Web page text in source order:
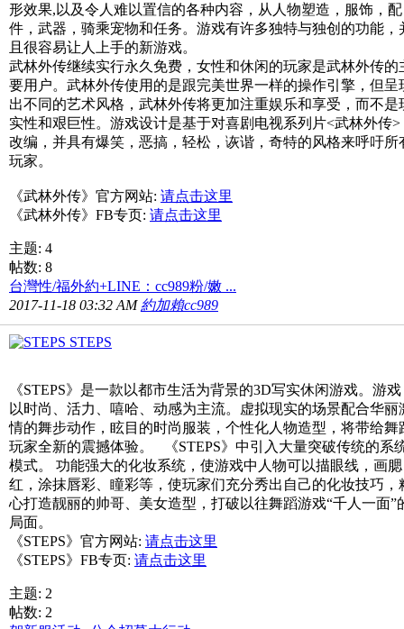
形效果,以及令人难以置信的各种内容，从人物塑造，服饰，配
件，武器，骑乘宠物和任务。游戏有许多独特与独创的功能，
且很容易让人上手的新游戏。
武林外传继续实行永久免费，女性和休闲的玩家是武林外传的
要用户。武林外传使用的是跟完美世界一样的操作引擎，但呈
出不同的艺术风格，武林外传将更加注重娱乐和享受，而不是
实性和艰巨性。游戏设计是基于对喜剧电视系列片<武林外传>
改编，并具有爆笑，恶搞，轻松，诙谐，奇特的风格来呼吁所
玩家。
《武林外传》官方网站: 请点击这里
《武林外传》FB专页: 请点击这里
主题: 4
帖数: 8
台灣性/福外約+LINE：cc989粉/嫩 ...
2017-11-18 03:32 AM 約加賴cc989
STEPS
《STEPS》是一款以都市生活为背景的3D写实休闲游戏。游戏
以时尚、活力、嘻哈、动感为主流。虚拟现实的场景配合华丽
情的舞步动作，眩目的时尚服装，个性化人物造型，将带给舞
玩家全新的震撼体验。 《STEPS》中引入大量突破传统的系
模式。 功能强大的化妆系统，使游戏中人物可以描眼线，画腮
红，涂抹唇彩、瞳彩等，使玩家们充分秀出自己的化妆技巧，
心打造靓丽的帅哥、美女造型，打破以往舞蹈游戏“千人一面”
局面。
《STEPS》官方网站: 请点击这里
《STEPS》FB专页: 请点击这里
主题: 2
帖数: 2